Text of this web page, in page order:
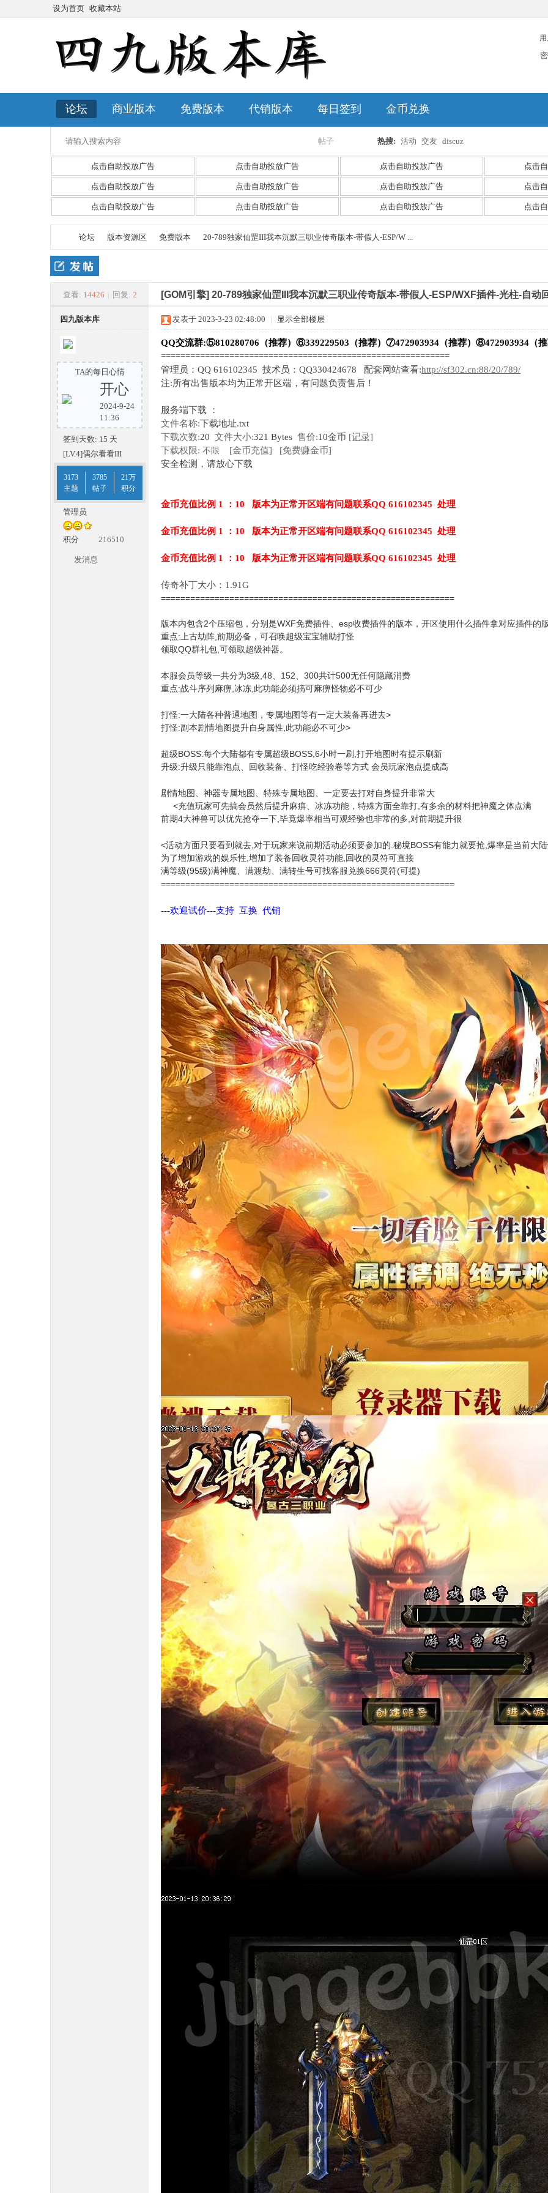
设为首页 收藏本站
论坛 商业版本 免费版本 代销版本 每日签到 金币兑换
帖子
搜
热搜: 活动 交友 discuz
点击自助投放广告 点击自助投放广告 点击自助投放广告 点击
点击自助投放广告 点击自助投放广告 点击自助投放广告 点击
点击自助投放广告 点击自助投放广告 点击自助投放广告 点击
九
»
论坛 版本资源区 免费版本
›
20-789独家仙罡III我本沉默三职业传奇版本-带假人-ESP/W ...
查看: 14426 | 回复: 2 [GOM引擎] 20-789独家仙罡III我本沉默三职业传奇版本-带假人-ESP/WXF插件-光柱-自动
四九版本库
TA的每日心情
开心
2024-9-24
11:36
签到天数: 15 天
[LV.4]偶尔看看III
3173
主题
3785
帖子
21万
积分
管理员
积分 216510
发消息
发表于 2023-3-23 02:48:00 | 显示全部楼层
QQ交流群:⑤810280706（推荐）⑥339229503（推荐）⑦472903934（推荐）⑧472903934（推
===========================================================
管理员：QQ 616102345 技术员：QQ330424678 配套网站查看:http://sf302.cn:88/20/789/
注:所有出售版本均为正常开区端，有问题负责售后！
服务端下载 ：
文件名称:下载地址.txt
下载次数:20 文件大小:321 Bytes 售价:10金币 [记录]
下载权限: 不限 [金币充值]
[免费赚金币]
安全检测，请放心下载
金币充值比例 1 ：10 版本为正常开区端有问题联系QQ 616102345 处理
金币充值比例 1 ：10 版本为正常开区端有问题联系QQ 616102345 处理
金币充值比例 1 ：10 版本为正常开区端有问题联系QQ 616102345 处理
传奇补丁大小：1.91G
============================================================
版本内包含2个压缩包，分别是WXF免费插件、esp收费插件的版本，开区使用什么插件拿对应插件的
重点:上古劫阵,前期必备，可召唤超级宝宝辅助打怪
领取QQ群礼包,可领取超级神器。
本服会员等级一共分为3级,48、152、300共计500无任何隐藏消费
重点:战斗序列麻痹,冰冻,此功能必须搞可麻痹怪物必不可少
打怪:一大陆各种普通地图，专属地图等有一定大装备再进去>
打怪:副本剧情地图提升自身属性,此功能必不可少>
超级BOSS:每个大陆都有专属超级BOSS,6小时一刷,打开地图时有提示刷新
升级:升级只能靠泡点、回收装备、打怪吃经验卷等方式 会员玩家泡点提成高
剧情地图、神器专属地图、特殊专属地图、一定要去打对自身提升非常大
<充值玩家可先搞会员然后提升麻痹、冰冻功能，特殊方面全靠打,有多余的材料把神魔之体点满
前期4大神兽可以优先抢夺一下,毕竟爆率相当可观经验也非常的多,对前期提升很
<活动方面只要看到就去,对于玩家来说前期活动必须要参加的.秘境BOSS有能力就要抢,爆率是当前大
为了增加游戏的娱乐性,增加了装备回收灵符功能,回收的灵符可直接
满等级(95级)满神魔、满渡劫、满转生号可找客服兑换666灵符(可提)
============================================================
---欢迎试价---支持 互换 代销